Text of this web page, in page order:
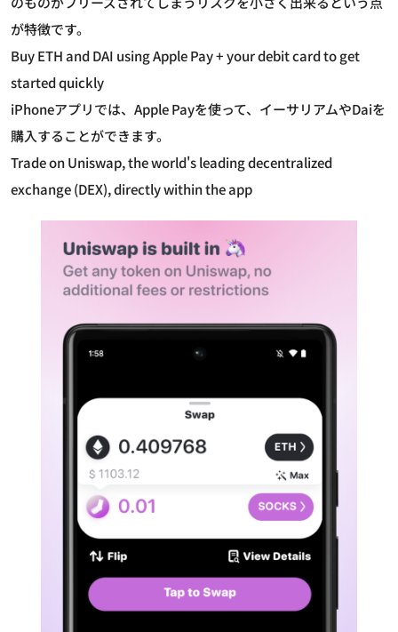
が特徴です。
Buy ETH and DAI using Apple Pay + your debit card to get
started quickly
iPhoneアプリでは、Apple Payを使って、イーサリアムやDaiを
購入することができます。
Trade on Uniswap, the world's leading decentralized
exchange (DEX), directly within the app